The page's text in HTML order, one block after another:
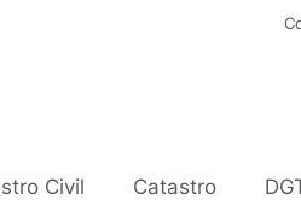
Civil Catastro